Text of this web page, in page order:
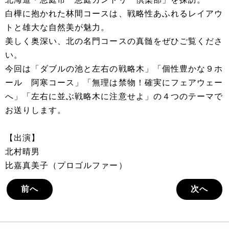
白樺に抱かれた林間コースは、戦略性あふれるレイアウ
トと雄大な自然美が魅力。
美しく奥深い、北の名門コースの真髄をぜひご覧くださ
い。
今回は「ダブルの池と左右の戦略木」「個性豊かな９ホ
ール 阿寒コース」「無理は禁物！確実にフェアウェー
へ」「左右に並ぶ戦略木に注意せよ」の４つのテーマで
お送りします。
【出演】
北村晴男
比嘉真美子（プロゴルファー）
前へ 次へ